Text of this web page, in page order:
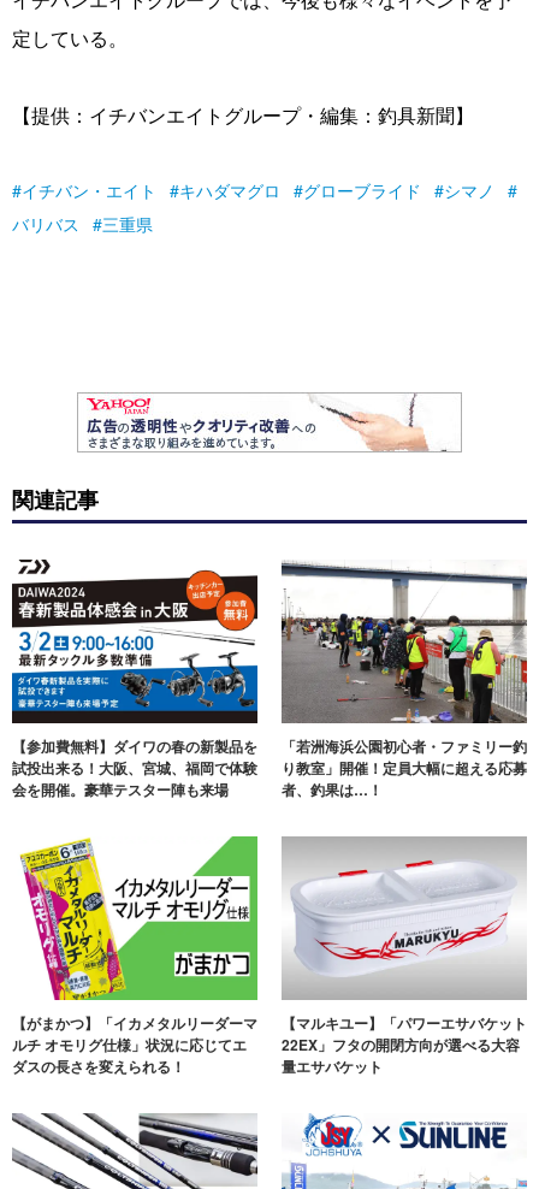
定している。
【提供：イチバンエイトグループ・編集：釣具新聞】
イチバン・エイト キハダマグロ グローブライド
シマノ
バリバス
三重県
関連記事
【参加費無料】ダイワの春の新製品を
試投出来る！大阪、宮城、福岡で体験
会を開催。豪華テスター陣も来場
「若洲海浜公園初心者・ファミリー釣
り教室」開催！定員大幅に超える応募
者、釣果は…！
【がまかつ】「イカメタルリーダーマ
ルチ オモリグ仕様」状況に応じてエ
ダスの長さを変えられる！
【マルキユー】「パワーエサバケット
22EX」フタの開閉方向が選べる大容
量エサバケット